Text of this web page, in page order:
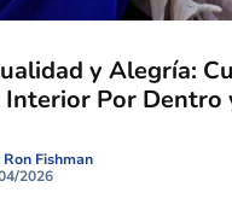
y Alegría:
Interior Por Dentro
Ron Fishman
2026